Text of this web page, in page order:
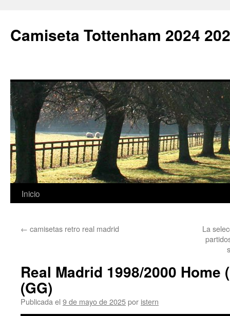
Camiseta Tottenham 2024
Saltar
contenido
Inicio
← camisetas retro real madrid
La
Real Madrid 1998/2000 Home
(GG)
Publicada el 9 de mayo de 2025por istern